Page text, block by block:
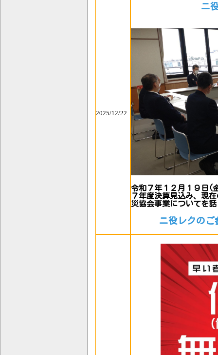
2025/12/22
ニ
令和７年１２月１９日(
７年度決算見込み、現
災協会事業についてを
ニ役レクのご